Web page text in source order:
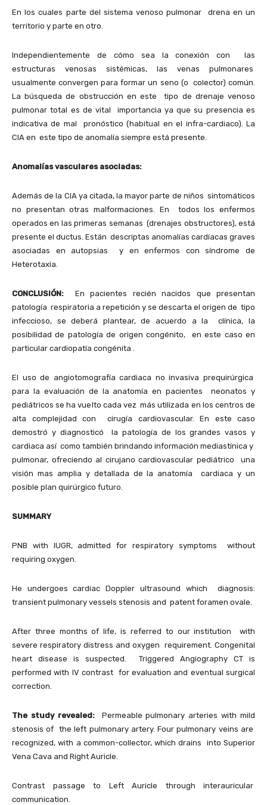
En los cuales parte del sistema venoso pulmonar drena en un
territorio y parte en otro.
Independientemente de cómo sea la conexión con las
estructuras venosas sistémicas, las venas pulmonares
usualmente convergen para formar un seno (o colector) común.
La búsqueda de obstrucción en este tipo de drenaje venoso
pulmonar total es de vital importancia ya que su presencia es
indicativa de mal pronóstico (habitual en el infra-cardiaco). La
CIA en este tipo de anomalía siempre está presente.
Anomalías vasculares asociadas:
Además de la CIA ya citada, la mayor parte de niños sintomáticos
no presentan otras malformaciones. En todos los enfermos
operados en las primeras semanas (drenajes obstructores), está
presente el ductus. Están descriptas anomalías cardíacas graves
asociadas en autopsias y en enfermos con síndrome de
Heterotaxia.
CONCLUSIÓN: En pacientes recién nacidos que presentan
patología respiratoria a repetición y se descarta el origen de tipo
infeccioso, se deberá plantear, de acuerdo a la clínica, la
posibilidad de patología de origen congénito, en este caso en
particular cardiopatía congénita .
El uso de angiotomografía cardiaca no invasiva prequirúrgica
para la evaluación de la anatomía en pacientes neonatos y
pediátricos se ha vuelto cada vez más utilizada en los centros de
alta complejidad con cirugía cardiovascular. En este caso
demostró y diagnosticó la patología de los grandes vasos y
cardiaca así como también brindando información mediastínica y
pulmonar, ofreciendo al cirujano cardiovascular pediátrico una
visión mas amplia y detallada de la anatomía cardiaca y un
posible plan quirúrgico futuro.
SUMMARY
PNB with IUGR, admitted for respiratory symptoms without
requiring oxygen.
He undergoes cardiac Doppler ultrasound which diagnosis:
transient pulmonary vessels stenosis and patent foramen ovale.
After three months of life, is referred to our institution with
severe respiratory distress and oxygen requirement. Congenital
heart disease is suspected. Triggered Angiography CT is
performed with IV contrast for evaluation and eventual surgical
correction.
The study revealed: Permeable pulmonary arteries with mild
stenosis of the left pulmonary artery. Four pulmonary veins are
recognized, with a common-collector, which drains into Superior
Vena Cava and Right Auricle.
Contrast passage to Left Auricle through interauricular
communication.